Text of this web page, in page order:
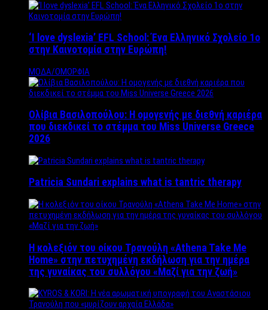
‘Ι love dyslexia’ EFL School: Ένα Ελληνικό Σχολείo 1ο
στην Καινοτομία στην Ευρώπη!
ΜΟΔΑ/ΟΜΟΡΦΙΑ
Ολίβια Βασιλοπούλου: Η ομογενής με διεθνή καριέρα
που διεκδικεί το στέμμα του Miss Universe Greece
2026
Patricia Sundari explains what is tantric therapy
Η κολεξιόν του οίκου Τρανούλη «Athena Take Me
Home» στην πετυχημένη εκδήλωση για την ημέρα
της γυναίκας του συλλόγου «Μαζί για την ζωή»